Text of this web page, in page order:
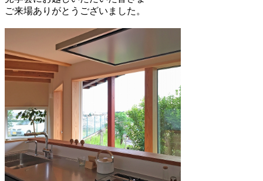
ご来場ありがとうございました。